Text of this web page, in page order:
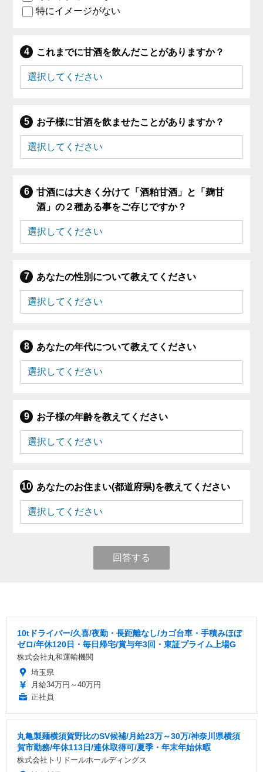
特にイメージがない
これまでに甘酒を飲んだことがありますか？
お子様に甘酒を飲ませたことがありますか？
甘酒には大きく分けて「酒粕甘酒」と「麹甘
酒」の２種ある事をご存じですか？
あなたの性別について教えてください
あなたの年代について教えてください
お子様の年齢を教えてください
あなたのお住まい(都道府県)を教えてください
回答する
10tドライバー/久喜/夜勤・長距離なし/カゴ台車・手積みほぼ
ゼロ/年休120日・毎日帰宅/賞与年3回・東証プライム上場G
株式会社丸和運輸機関
埼玉県
月給34万円～40万円
正社員
丸亀製麺横須賀野比のSV候補/月給23万～30万/神奈川県横須
賀市勤務/年休113日/連休取得可/夏季・年末年始休暇
株式会社トリドールホールディングス